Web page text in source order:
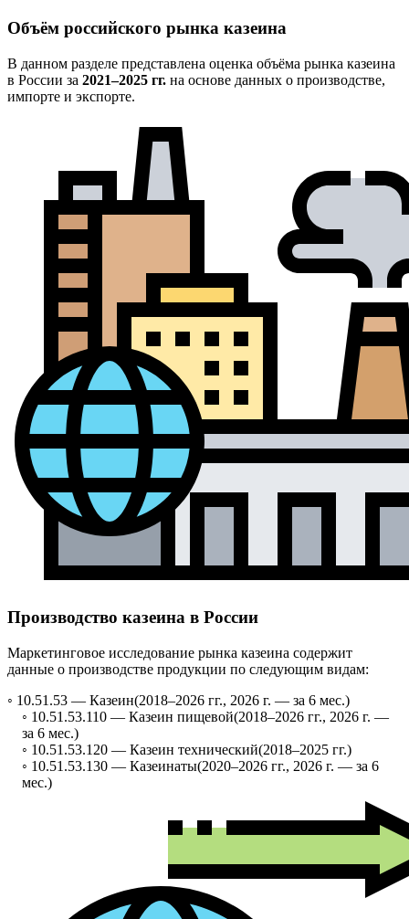
Объём российского рынка казеина
В данном разделе представлена оценка объёма рынка казеина
в России за 2021–2025 гг. на основе данных о производстве,
импорте и экспорте.
Производство казеина в России
Маркетинговое исследование рынка казеина содержит
данные о производстве продукции по следующим видам:
◦ 10.51.53 — Казеин(2018–2026 гг., 2026 г. — за 6 мес.)
◦ 10.51.53.110 — Казеин пищевой(2018–2026 гг., 2026 г. —
за 6 мес.)
◦ 10.51.53.120 — Казеин технический(2018–2025 гг.)
◦ 10.51.53.130 — Казеинаты(2020–2026 гг., 2026 г. — за 6
мес.)